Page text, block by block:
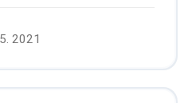
2021